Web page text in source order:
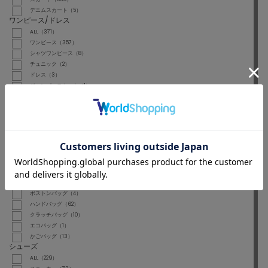
デニムスカート（5）
ワンピース/ドレス
ALL（371）
ワンピース（357）
シャツワンピース（8）
チュニック（2）
ドレス（3）
ジャンパースカート（1）
スーツセット（29）
ショルダーバッグ（89）
トートバッグ（106）
バックパック/リュック（12）
ボストンバッグ（4）
ハンドバッグ（62）
クラッチバッグ（10）
エコバッグ（1）
かごバッグ（13）
シューズ
ALL（229）